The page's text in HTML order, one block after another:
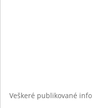
Veškeré publikované